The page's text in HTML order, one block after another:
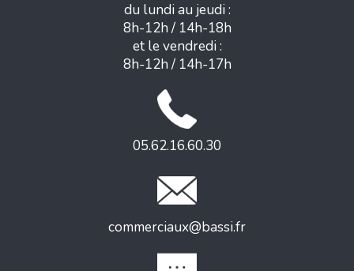
du lundi au jeudi :
8h-12h / 14h-18h
et le vendredi :
8h-12h / 14h-17h
05.62.16.60.30
commerciaux@bassi.fr